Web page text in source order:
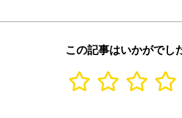
この記事はいかがでし